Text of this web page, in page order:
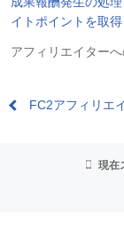
イトポイントを取得
アフィリエイター
FC2アフィリエ
現在